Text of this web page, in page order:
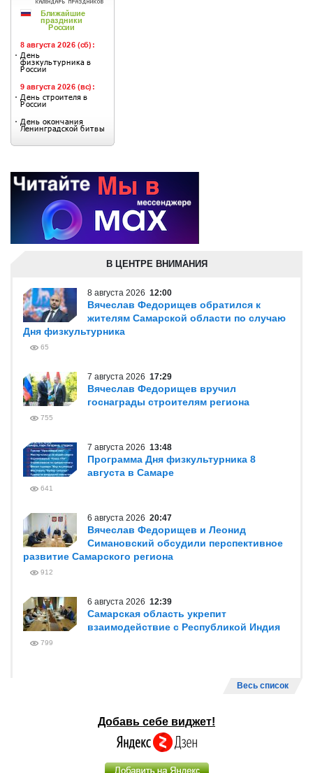
В ЦЕНТРЕ ВНИМАНИЯ
8 августа 2026 12:00
Вячеслав Федорищев обратился к
жителям Самарской области по случаю
Дня физкультурника
65
7 августа 2026 17:29
Вячеслав Федорищев вручил
госнаграды строителям региона
755
7 августа 2026 13:48
Программа Дня физкультурника 8
августа в Самаре
641
6 августа 2026 20:47
Вячеслав Федорищев и Леонид
Симановский обсудили перспективное
развитие Самарского региона
912
6 августа 2026 12:39
Самарская область укрепит
взаимодействие с Республикой Индия
799
Весь список
Добавь себе виджет!